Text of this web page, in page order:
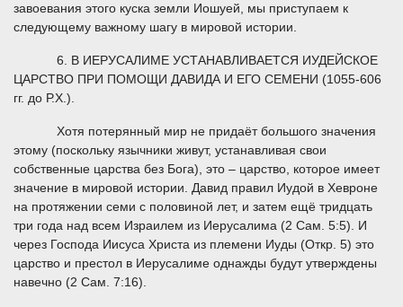
завоевания этого куска земли Иошуей, мы приступаем к
следующему важному шагу в мировой истории.
6. В ИЕРУСАЛИМЕ УСТАНАВЛИВАЕТСЯ ИУДЕЙСКОЕ
ЦАРСТВО ПРИ ПОМОЩИ ДАВИДА И ЕГО СЕМЕНИ (1055-606
гг. до Р.Х.).
Хотя потерянный мир не придаёт большого значения
этому (поскольку язычники живут, устанавливая свои
собственные царства без Бога), это – царство, которое имеет
значение в мировой истории. Давид правил Иудой в Хевроне
на протяжении семи с половиной лет, и затем ещё тридцать
три года над всем Израилем из Иерусалима (2 Сам. 5:5). И
через Господа Иисуса Христа из племени Иуды (Откр. 5) это
царство и престол в Иерусалиме однажды будут утверждены
навечно (2 Сам. 7:16).